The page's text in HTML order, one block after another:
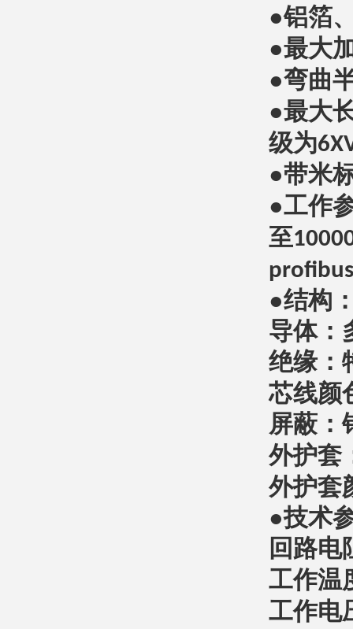
●铝箔
●最大
●弯曲
●最大
级为
●带米
●工作
至
profibus
●结构
导体：
绝缘：
芯线颜
屏蔽：
外护套
外护套
●技术
回路电
工作温
工作电